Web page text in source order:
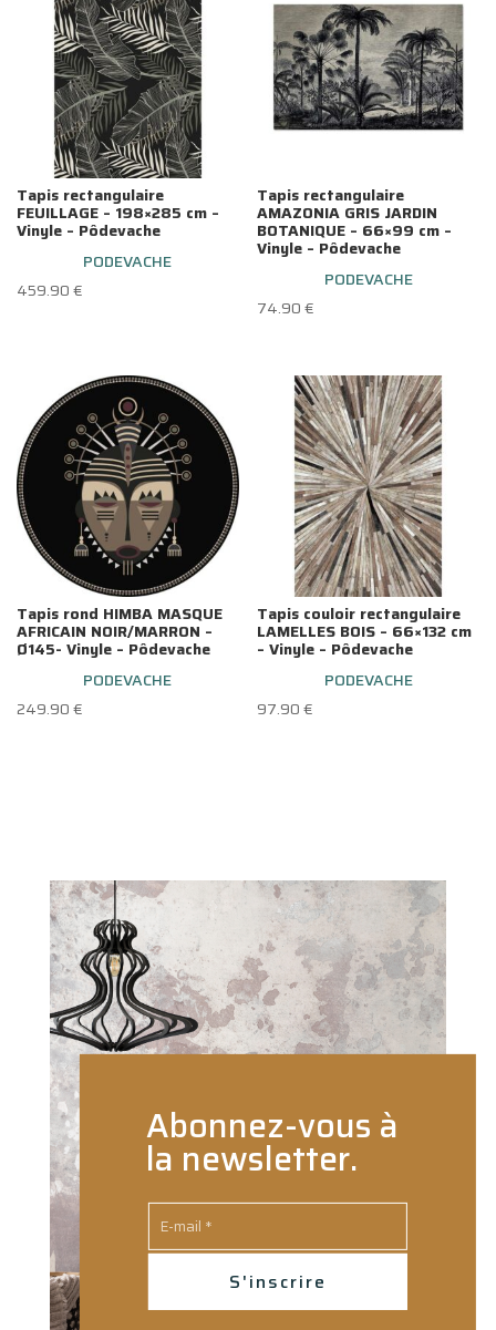
Tapis rectangulaire
FEUILLAGE – 198×285 cm –
Vinyle – Pôdevache
PODEVACHE
459.90€
Tapis rectangulaire
AMAZONIA GRIS JARDIN
BOTANIQUE – 66×99 cm –
Vinyle – Pôdevache
PODEVACHE
74.90€
Tapis rond HIMBA MASQUE
AFRICAIN NOIR/MARRON –
Ø145- Vinyle – Pôdevache
PODEVACHE
249.90€
Tapis couloir rectangulaire
LAMELLES BOIS – 66×132 cm
– Vinyle – Pôdevache
PODEVACHE
97.90€
Abonnez-vous à
la newsletter.
S'inscrire